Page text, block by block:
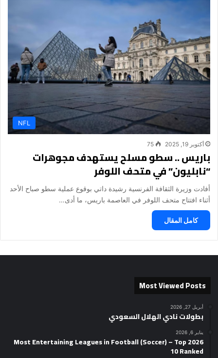
NFL
أكتوبر 19, 2025 75
باريس .. سطو مسلح يستهدف مجوهرات
“نابليون” في متحف اللوفر
أفادت وزيرة الثقافة الفرنسية رشيدة داتي بوقوع عملية سطو صباح الأحد
أثناء افتتاح متحف اللوفر في العاصمة باريس، ما أدى…
كامل المقال
Most Viewed Posts
أبريل 27, 2026
بطولات نادي الهلال السعودي
يناير 6, 2026
2026 Most Entertaining Leagues in Football (Soccer) – Top
10 Ranked